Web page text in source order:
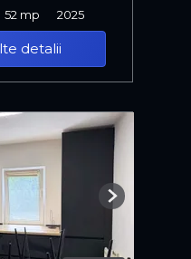
52 mp 2025
detalii
Next